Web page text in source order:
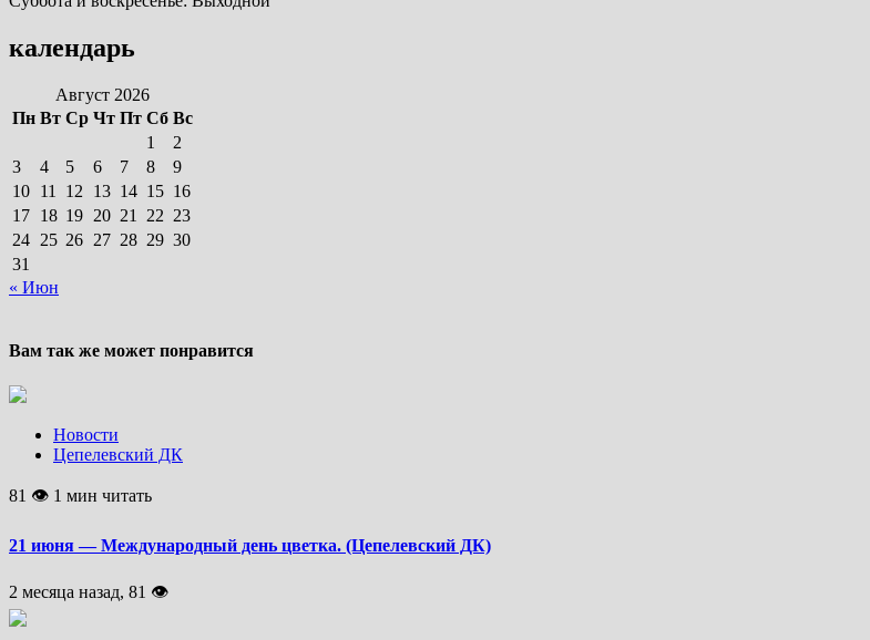
календарь
Август 2026
Пн Вт Ср Чт Пт Сб Вс
1
2
3
4 5 6 7 8
9
10 11 12 13 14 15 16
17 18 19 20 21 22 23
24 25 26 27 28 29 30
31
« Июн
Вам так же может понравится
Новости
Цепелевский ДК
81 👁 1 мин читать
21 июня — Международный день цветка. (Цепелевский ДК)
2 месяца назад, 81 👁